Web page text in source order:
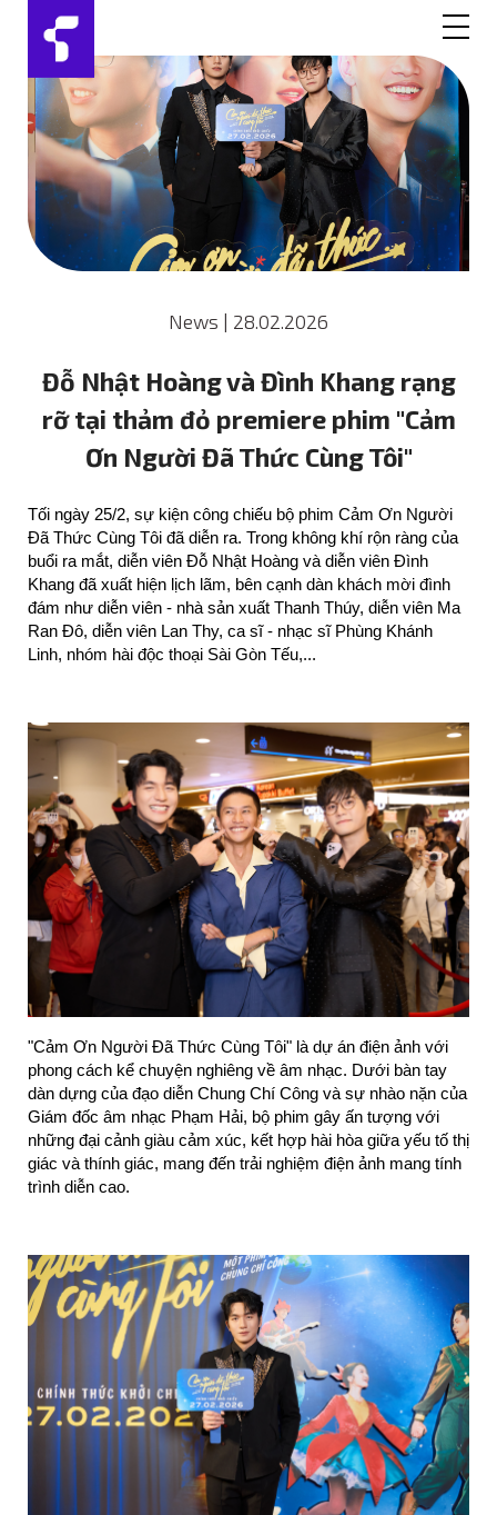
News | 28.02.2026
Đỗ Nhật Hoàng và Đình Khang rạng
rỡ tại thảm đỏ premiere phim "Cảm
Ơn Người Đã Thức Cùng Tôi"
Tối ngày 25/2, sự kiện công chiếu bộ phim Cảm Ơn Người
Đã Thức Cùng Tôi đã diễn ra. Trong không khí rộn ràng của
buổi ra mắt, diễn viên Đỗ Nhật Hoàng và diễn viên Đình
Khang đã xuất hiện lịch lãm, bên cạnh dàn khách mời đình
đám như diễn viên - nhà sản xuất Thanh Thúy, diễn viên Ma
Ran Đô, diễn viên Lan Thy, ca sĩ - nhạc sĩ Phùng Khánh
Linh, nhóm hài độc thoại Sài Gòn Tếu,...
"Cảm Ơn Người Đã Thức Cùng Tôi" là dự án điện ảnh với
phong cách kể chuyện nghiêng về âm nhạc. Dưới bàn tay
dàn dựng của đạo diễn Chung Chí Công và sự nhào nặn của
Giám đốc âm nhạc Phạm Hải, bộ phim gây ấn tượng với
những đại cảnh giàu cảm xúc, kết hợp hài hòa giữa yếu tố thị
giác và thính giác, mang đến trải nghiệm điện ảnh mang tính
trình diễn cao.